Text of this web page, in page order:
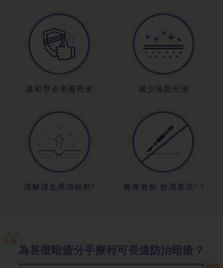
溫和帶走老廢死皮 減少油脂分泌
溶解清走黑頭粉刺² 無痛無創 舒適度高¹ ³
為甚麼暗瘡分手療程可長遠防治暗瘡？